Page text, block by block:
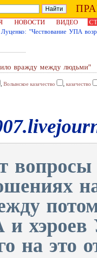
НОВОСТИ ВИДЕО
Луценко: "Чествование УПА
вражду между людьми"
, Волынское казачество , казачество
вопросы
и
на это